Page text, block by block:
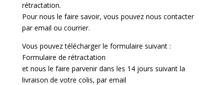
rétractation.
Pour nous le faire savoir, vous pouvez nous contacter
par email ou courrier.
Vous pouvez télécharger le formulaire suivant :
Formulaire de rétractation
et nous le faire parvenir dans les 14 jours suivant la
livraison de votre colis, par email